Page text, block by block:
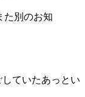
別のお知
ていたあっとい